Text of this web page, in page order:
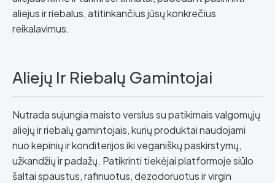
aliejus ir riebalus, atitinkančius jūsų konkrečius
reikalavimus.
Aliejų Ir Riebalų Gamintojai
Nutrada sujungia maisto verslus su patikimais valgomųjų
aliejų ir riebalų gamintojais, kurių produktai naudojami
nuo kepinių ir konditerijos iki veganiškų paskirstymų,
užkandžių ir padažų. Patikrinti tiekėjai platformoje siūlo
šaltai spaustus, rafinuotus, dezodoruotus ir virgin